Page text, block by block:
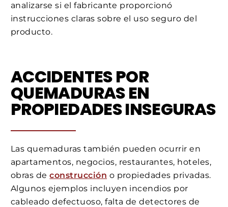
analizarse si el fabricante proporcionó
instrucciones claras sobre el uso seguro del
producto.
ACCIDENTES POR
QUEMADURAS EN
PROPIEDADES INSEGURAS
Las quemaduras también pueden ocurrir en
apartamentos, negocios, restaurantes, hoteles,
obras deconstrucción o propiedades privadas.
Algunos ejemplos incluyen incendios por
cableado defectuoso, falta de detectores de